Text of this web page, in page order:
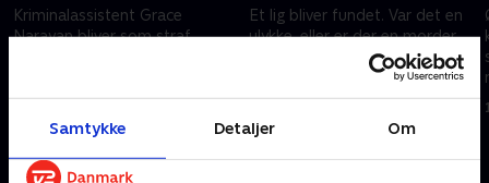
Samtykke Detaljer Om
Kriminalassistent Grace
Narayan bliver som straf
mellem en uhyggelig kult og en
Et lig bliver fundet. Var det en
ulykke, eller er der en morder
på fri fod på St. Jory? Grace er
overbevist om, at der er noget
uhyggeligt på spil.
Andre så også